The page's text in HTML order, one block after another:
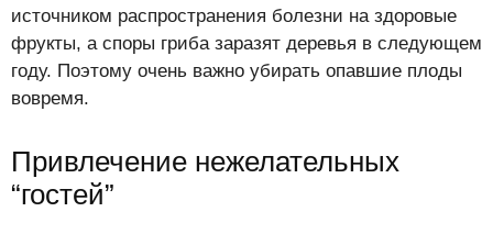
источником распространения болезни на здоровые
фрукты, а споры гриба заразят деревья в следующем
году. Поэтому очень важно убирать опавшие плоды
вовремя.
Привлечение нежелательных
“гостей”